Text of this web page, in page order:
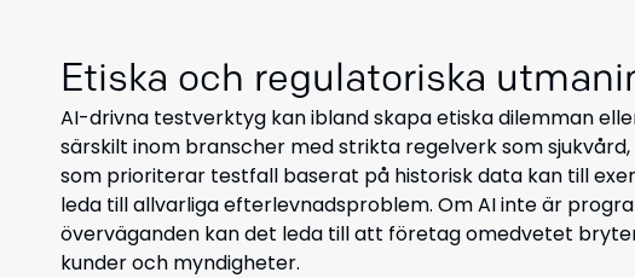
Etiska och regulatoriska
AI-drivna testverktyg kan ibland skapa etiska dilemman
särskilt inom branscher med strikta regelverk som
som prioriterar testfall baserat på historisk data kan till
leda till allvarliga efterlevnadsproblem. Om AI inte är
överväganden kan det leda till att företag omedvetet
kunder och myndigheter.